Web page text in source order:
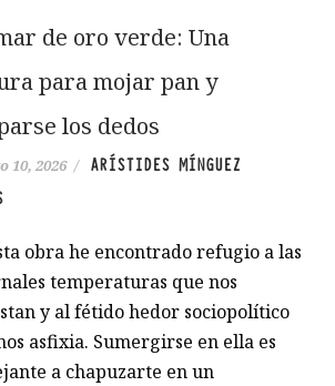
de oro verde: Una
para mojar pan y
los dedos
10, 2026 /
ARÍSTIDES MÍNGUEZ
obra he encontrado refugio a las
temperaturas que nos
y al fétido hedor sociopolítico
asfixia. Sumergirse en ella es
a chapuzarte en un